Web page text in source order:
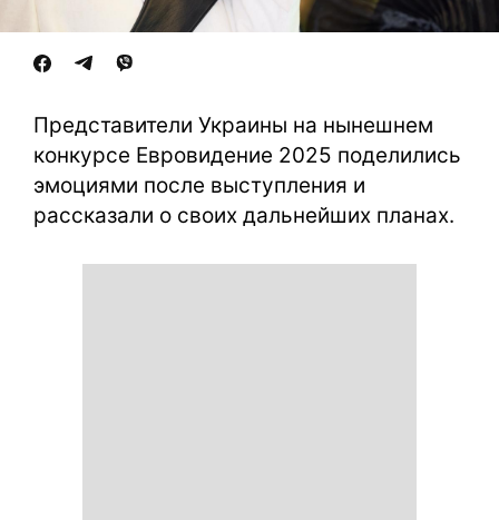
Представители Украины на нынешнем
конкурсе Евровидение 2025 поделились
эмоциями после выступления и
рассказали о своих дальнейших планах.